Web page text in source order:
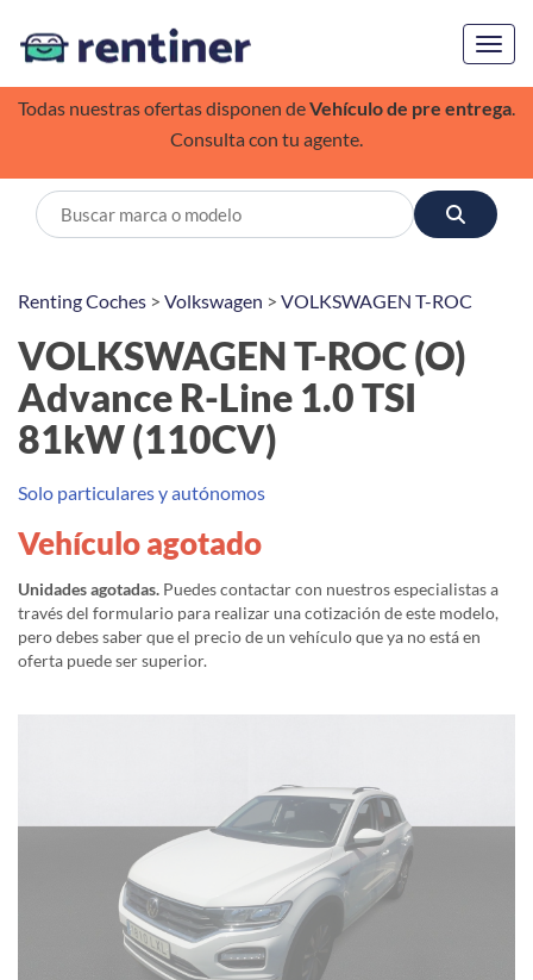
Todas nuestras ofertas disponen deVehículo de pre entrega.
Consulta con tu agente.
Renting Coches > Volkswagen > VOLKSWAGEN T-ROC
VOLKSWAGEN T-ROC (O)
Advance R-Line 1.0 TSI
81kW (110CV)
Solo particulares y autónomos
Vehículo agotado
Unidades agotadas. Puedes contactar con nuestros especialistas a
través del formulario para realizar una cotización de este modelo,
pero debes saber que el precio de un vehículo que ya no está en
oferta puede ser superior.